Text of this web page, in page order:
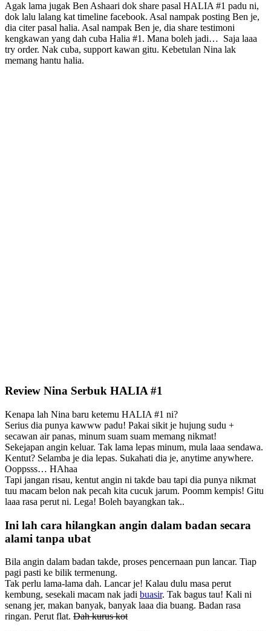
Agak lama jugak Ben Ashaari dok share pasal HALIA #1 padu ni,
dok lalu lalang kat timeline facebook. Asal nampak posting Ben je,
dia citer pasal halia. Asal nampak Ben je, dia share testimoni
kengkawan yang dah cuba Halia #1. Mana boleh jadi… Saja laaa
try order. Nak cuba, support kawan gitu. Kebetulan Nina lak
memang hantu halia.
Review Nina Serbuk HALIA #1
Kenapa lah Nina baru ketemu HALIA #1 ni?
Serius dia punya kawww padu! Pakai sikit je hujung sudu +
secawan air panas, minum suam suam memang nikmat!
Sekejapan angin keluar. Tak lama lepas minum, mula laaa sendawa.
Kentut? Selamba je dia lepas. Sukahati dia je, anytime anywhere.
Ooppsss… HAhaa
Tapi jangan risau, kentut angin ni takde bau tapi dia punya nikmat
tuu macam belon nak pecah kita cucuk jarum. Poomm kempis! Gitu
laaa rasa perut ni. Lega! Boleh bayangkan tak..
Ini lah cara hilangkan angin dalam badan secara
alami tanpa ubat
Bila angin dalam badan takde, proses pencernaan pun lancar. Tiap
pagi pasti ke bilik termenung.
Tak perlu lama-lama dah. Lancar je! Kalau dulu masa perut
kembung, sesekali macam nak jadi buasir. Tak bagus tau! Kali ni
senang jer, makan banyak, banyak laaa dia buang. Badan rasa
ringan. Perut flat. Dah kurus kot